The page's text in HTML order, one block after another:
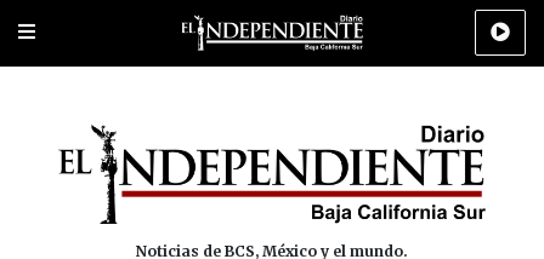
Portada Los Cabos Policiaca Deportes Cultura
Noticias de BCS, México y el mundo.